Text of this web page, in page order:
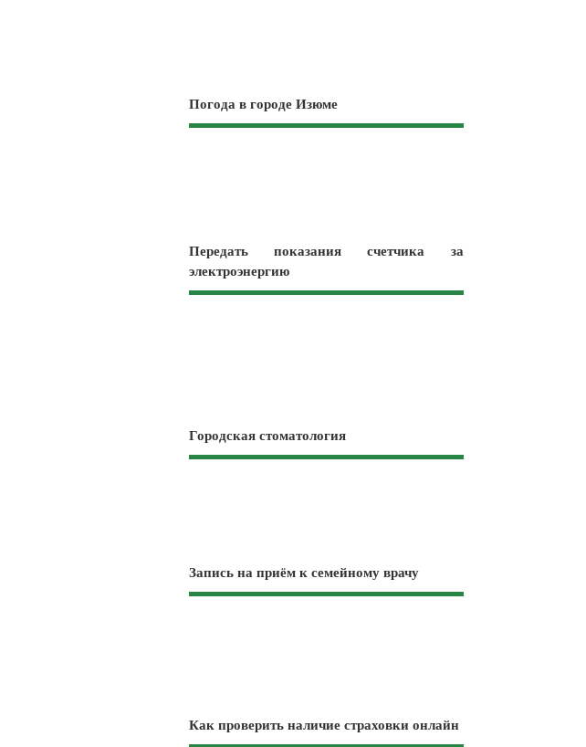
Погода в городе Изюме
Передать показания счетчика за
электроэнергию
Городская стоматология
Запись на приём к семейному врачу
Как проверить наличие страховки онлайн